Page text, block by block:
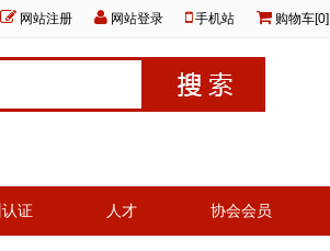
网站注册 网站登录 手机站 购物车[0]
证 人才 协会会员